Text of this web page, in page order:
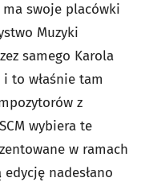
ma swoje placówki
Muzyki
samego Karola
to właśnie tam
z
wybiera te
w ramach
nadesłano